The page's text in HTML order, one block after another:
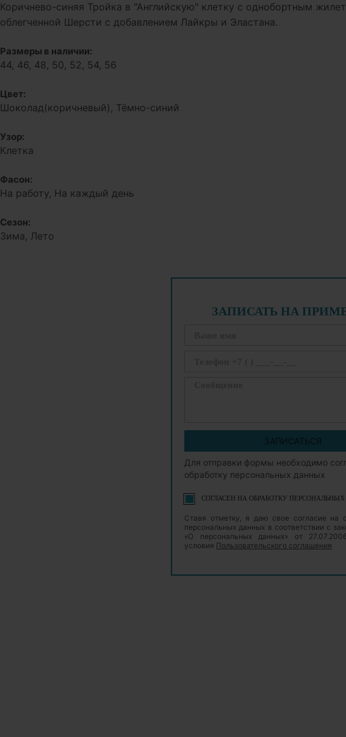
Коричнево-синяя Тройка в "Английскую" клетку с однобортным
облегченной Шерсти с добавлением Лайкры и Эластана.
Размеры в наличии:
44, 46, 48, 50, 52, 54, 56
Цвет:
Шоколад(коричневый), Тёмно-синий
Узор:
Клетка
Фасон:
На работу, На каждый день
Сезон:
Зима, Лето
ЗАПИСАТЬ НА
ЗАПИСАТЬСЯ
Для отправки формы необходимо
обработку персональных данных
СОГЛАСЕН НА ОБРАБОТКУ
Ставя отметку, я даю свое согласие на
персональных данных в соответствии с
«О персональных данных» от
условия Пользовательского соглашения